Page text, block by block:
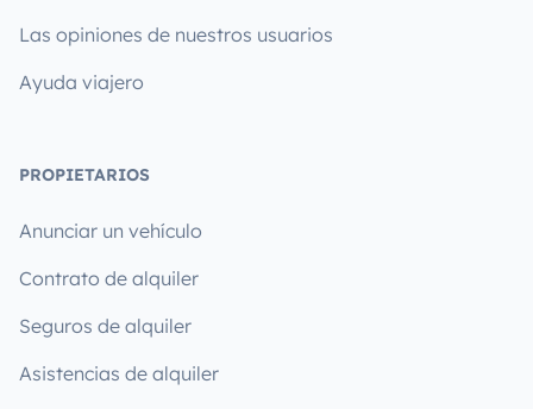
Las opiniones de nuestros usuarios
Ayuda viajero
PROPIETARIOS
Anunciar un vehículo
Contrato de alquiler
Seguros de alquiler
Asistencias de alquiler